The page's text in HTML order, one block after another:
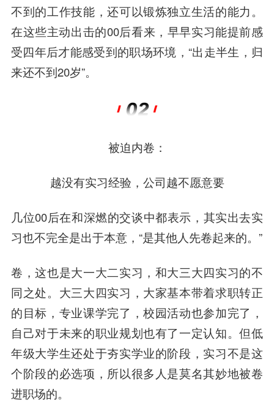
不到的工作技能，还可以锻炼独立生活的能力。
在这些主动出击的00后看来，早早实习能提前感
受四年后才能感受到的职场环境，“出走半生，归
来还不到20岁”。
被迫内卷：
越没有实习经验，公司越不愿意要
几位00后在和深燃的交谈中都表示，其实出去实
习也不完全是出于本意，“是其他人先卷起来的。”
卷，这也是大一大二实习，和大三大四实习的不
同之处。大三大四实习，大家基本带着求职转正
的目标，专业课学完了，校园活动也参加完了，
自己对于未来的职业规划也有了一定认知。但低
年级大学生还处于夯实学业的阶段，实习不是这
个阶段的必选项，所以很多人是莫名其妙地被卷
进职场的。